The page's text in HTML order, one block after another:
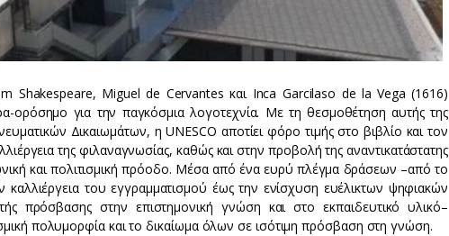
Shakespeare, Miguel de Cervantes και Inca Garcilaso de la Vega (1616)
ορόσημο για την παγκόσμια λογοτεχνία. Με τη θεσμοθέτηση αυτής της
Δικαιωμάτων, η UNESCO αποτίει φόρο τιμής στο βιβλίο και τον
της φιλαναγνωσίας, καθώς και στην προβολή της αναντικατάστατης
και πολιτισμική πρόοδο. Μέσα από ένα ευρύ πλέγμα δράσεων –από το
του εγγραμματισμού έως την ενίσχυση ευέλικτων ψηφιακών
πρόσβασης στην επιστημονική γνώση και στο εκπαιδευτικό υλικό–
πολυμορφία και το δικαίωμα όλων σε ισότιμη πρόσβαση στη γνώση.